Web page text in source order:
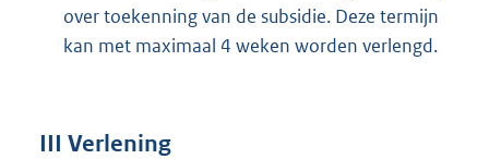
over toekenning van de subsidie. Deze termijn
kan met maximaal 4 weken worden verlengd.
III Verlening